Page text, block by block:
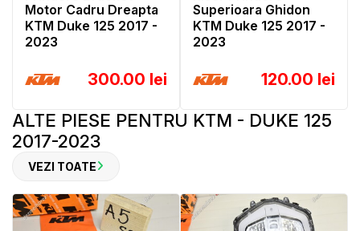
Motor Cadru Dreapta
KTM Duke 125 2017 -
2023
300.00 lei
Superioara Ghidon
KTM Duke 125 2017 -
2023
120.00 lei
ALTE PIESE PENTRU KTM - DUKE 125
2017-2023
VEZI TOATE